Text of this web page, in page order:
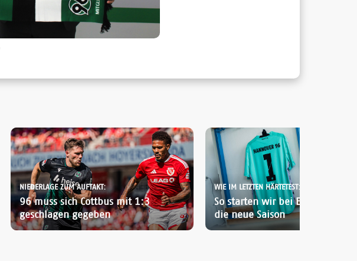
NIEDERLAGE ZUM AUFTAKT:
96 muss sich Cottbus mit 1:3
geschlagen gegeben
WIE IM LETZTEN HÄRTETEST:
So starten wir bei Energie
die neue Saison